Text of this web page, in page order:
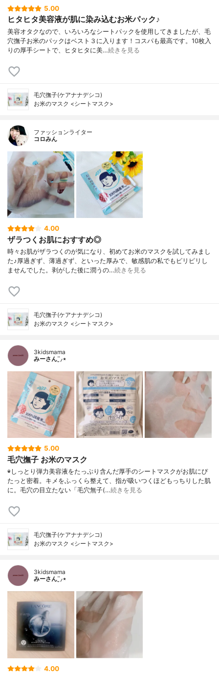
5.00
ヒタヒタ美容液が肌に染み込むお米パック♪
美容オタクなので、いろいろなシートパックを使用してきましたが、毛
穴撫子お米のパックはベスト３に入ります！コスパも最高です。10枚入
りの厚手シートで、ヒタヒタに美…続きを見る
毛穴撫子(ケアナナデシコ)
お米のマスク <シートマスク>
ファッションライター
コロみん
4.00
ザラつくお肌におすすめ◎
時々お肌がザラつくのが気になり、初めてお米のマスクを試してみまし
た♪厚過ぎず、薄過ぎず、といった厚みで、敏感肌の私でもピリピリし
ませんでした。剥がした後に潤うの…続きを見る
毛穴撫子(ケアナナデシコ)
お米のマスク <シートマスク>
3kidsmama
みーさん¨̮⸝⋆
5.00
毛穴撫子 お米のマスク
◉しっとり弾力美容液をたっぷり含んだ厚手のシートマスクがお肌にぴ
たっと密着。キメをふっくら整えて、指が吸いつくほどもっちりした肌
に。毛穴の目立たない「毛穴無子(…続きを見る
毛穴撫子(ケアナナデシコ)
お米のマスク <シートマスク>
3kidsmama
みーさん¨̮⸝⋆
4.00